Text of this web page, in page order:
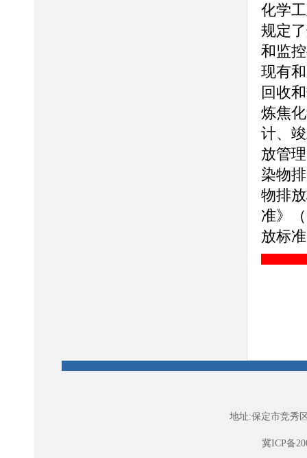
化学
规定
和监
现有
回收
炼焦
计、
放管
染物
物排
准》
放标
地址:保定市竞秀
冀ICP备